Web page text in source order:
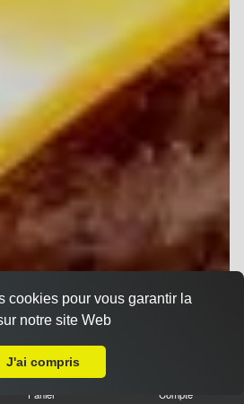
Panier Compte
cookies pour vous garantir la
notre site Web
J'ai compris